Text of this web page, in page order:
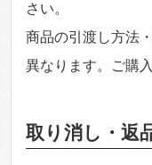
さい。
商品の引渡し方法
異なります。ご購
取り消し・返